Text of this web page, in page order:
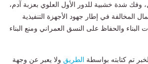
وفك شدة خشبية للدور الأول العلوي بعزبة آدم،
المخالفة في إطار جهود الأجهزة التنفيذية
البناء والحفاظ على النسق العمراني ومنع البناء
تم كتابته بواسطة الطريق ولا يعبر عن وجهة